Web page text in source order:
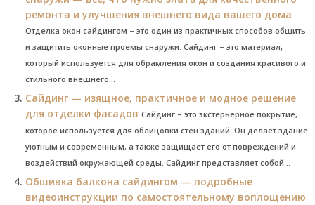
ремонта и улучшения внешнего вида вашего дома
Отделка окон сайдингом – это один из практичных способов обшить
и защитить оконные проемы снаружи. Сайдинг – это материал,
который используется для обрамления окон и создания красивого и
стильного внешнего...
Сайдинг — изящное, практичное и модное решение
для отделки фасадов Сайдинг – это экстерьерное покрытие,
которое используется для облицовки стен зданий. Он делает здание
уютным и современным, а также защищает его от повреждений и
воздействий окружающей среды. Сайдинг представляет собой...
Обшивка балкона сайдингом — подробные
видеоинструкции по самостоятельному воплощению